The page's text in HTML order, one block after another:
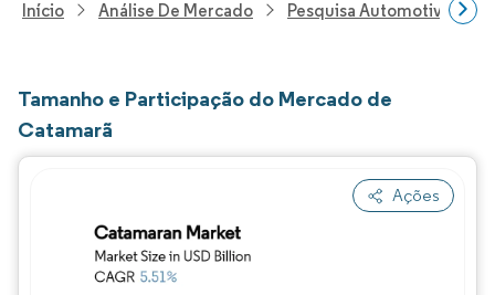
Início Análise De Mercado Pesquisa Automotiva
Tamanho e Participação do Mercado de
Catamarã
Ações